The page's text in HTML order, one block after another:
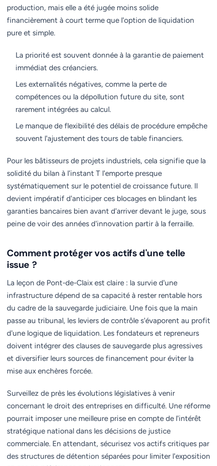
production, mais elle a été jugée moins solide
financièrement à court terme que l'option de liquidation
pure et simple.
La priorité est souvent donnée à la garantie de paiement
immédiat des créanciers.
Les externalités négatives, comme la perte de
compétences ou la dépollution future du site, sont
rarement intégrées au calcul.
Le manque de flexibilité des délais de procédure empêche
souvent l'ajustement des tours de table financiers.
Pour les bâtisseurs de projets industriels, cela signifie que la
solidité du bilan à l'instant T l'emporte presque
systématiquement sur le potentiel de croissance future. Il
devient impératif d'anticiper ces blocages en blindant les
garanties bancaires bien avant d'arriver devant le juge, sous
peine de voir des années d'innovation partir à la ferraille.
Comment protéger vos actifs d'une telle
issue ?
La leçon de Pont-de-Claix est claire : la survie d'une
infrastructure dépend de sa capacité à rester rentable hors
du cadre de la sauvegarde judiciaire. Une fois que la main
passe au tribunal, les leviers de contrôle s'évaporent au profit
d'une logique de liquidation. Les fondateurs et repreneurs
doivent intégrer des clauses de sauvegarde plus agressives
et diversifier leurs sources de financement pour éviter la
mise aux enchères forcée.
Surveillez de près les évolutions législatives à venir
concernant le droit des entreprises en difficulté. Une réforme
pourrait imposer une meilleure prise en compte de l'intérêt
stratégique national dans les décisions de justice
commerciale. En attendant, sécurisez vos actifs critiques par
des structures de détention séparées pour limiter l'exposition